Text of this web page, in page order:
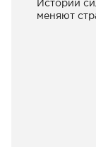
Истории
меняют